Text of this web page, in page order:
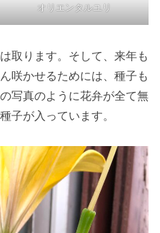
オリエンタルユリ
取ります。そして、来年も
咲かせるためには、種子も
写真のように花弁が全て無
子が入っています。